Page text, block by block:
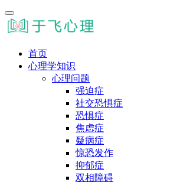
首页
心理学知识
心理问题
强迫症
社交恐惧症
恐惧症
焦虑症
疑病症
惊恐发作
抑郁症
双相障碍